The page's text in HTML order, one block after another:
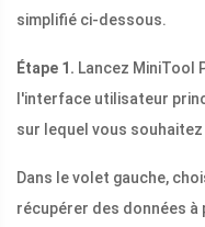
simplifié ci-dessous.
Étape 1. Lancez MiniTool
l'interface utilisateur
sur lequel vous
Dans le volet gauche,
récupérer des données